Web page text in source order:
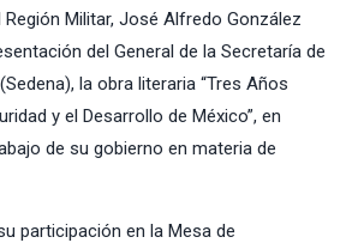
Militar, José Alfredo González
del General de la Secretaría de
la obra literaria “Tres Años
y el Desarrollo de México”, en
de su gobierno en materia de
participación en la Mesa de